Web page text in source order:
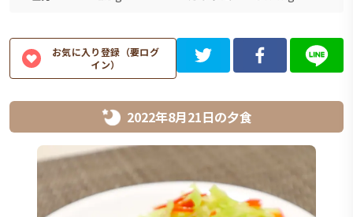
お気に入り登録（要ログ
イン）
2022年8月21日の夕食